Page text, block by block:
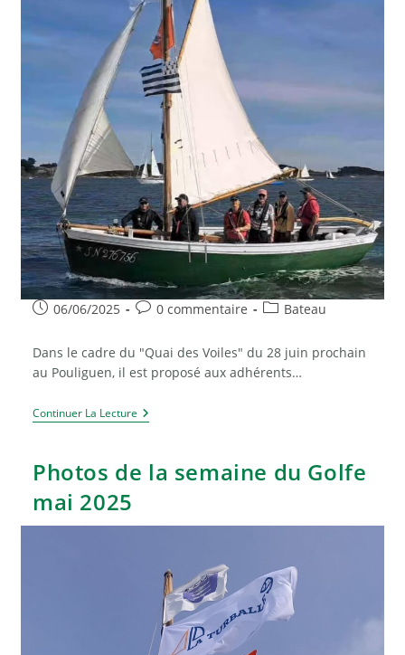
Publication
06/06/2025
Commentaires
la
publication :
0 commentaire
PostBateau
Dans le cadre du "Quai des Voiles" du 28 juin prochain
au Pouliguen, il est proposé aux adhérents…
Continuer La LectureSorties
Sur
Vor,
Dans
De
« Quai
Voiles »
Pouliguen.
Photos de la semaine du Golfe
mai 2025